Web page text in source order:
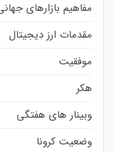
مفاهیم بازارهای
مقدمات ارز دیجیتال
موفقیت
هکر
وبینار های هفتگی
وضعیت کرونا